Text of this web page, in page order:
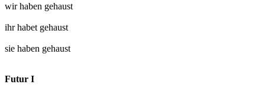
wir haben gehaust
ihr habet gehaust
sie haben gehaust
Futur I